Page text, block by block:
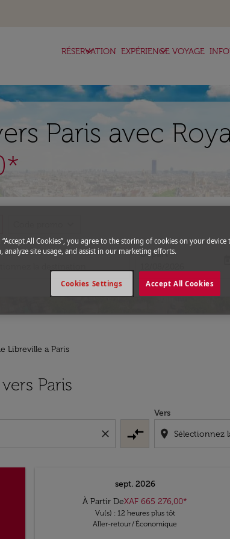
RÉSERVATION
keyboard_arrow_down EXPÉRIENCE VOYAGE
keyboard_arrow_down
Paris avec
Départ
Libreville a Paris
Paris
close compare_arrows
Vers
location_on
sept. 2026
À Partir DeXAF 665 276,00*
Vu(s) : 12 heures plus tôt
Aller-retour/Économique
“Accept All Cookies”, you agree to the storing of cookies on your device
analyze site usage, and assist in our marketing efforts.
Accept All Cookies
Cookies Settings